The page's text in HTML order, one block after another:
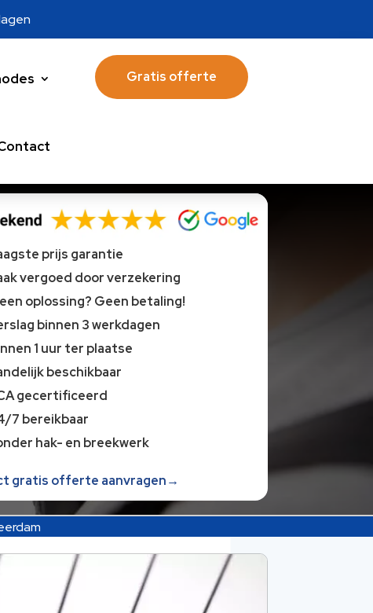
Gratis offerte
prijs garantie
vergoed door verzekering
oplossing? Geen betaling!
binnen 3 werkdagen
1 uur ter plaatse
beschikbaar
gecertificeerd
7 bereikbaar
hak- en breekwerk
gratis offerte aanvragen→